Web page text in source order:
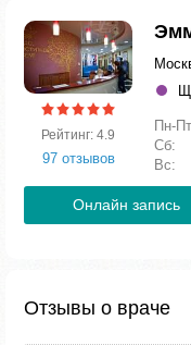
Рейтинг: 4.9
97 отзывов
Пн-
Сб:
Вс:
Онлайн запись
Отзывы о враче